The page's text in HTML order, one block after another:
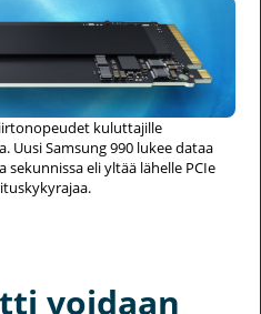
kuluttajille
Uusi Samsung 990 lukee dataa
eli yltää lähelle PCIe
voidaan